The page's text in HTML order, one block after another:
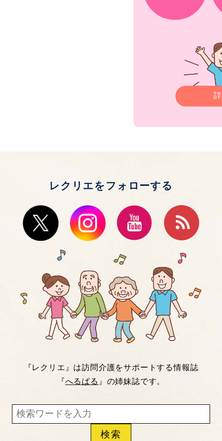
レクリエをフォローする
『レクリエ』は訪問介護をサポートする情報誌
『へるぱる 』の姉妹誌です。